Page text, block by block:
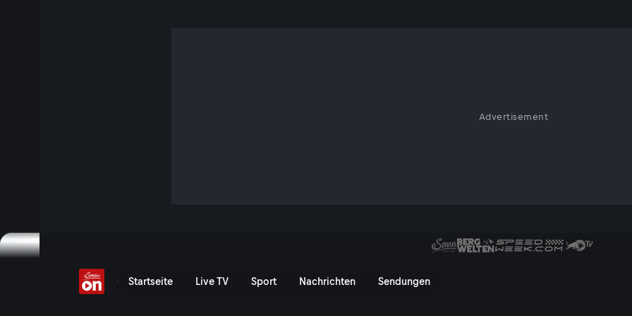
Advertisement
Startseite Live TV Sport Nachrichten Sendungen
Servus Wintersport: Weltcup-Highlights, Dokus und mehr